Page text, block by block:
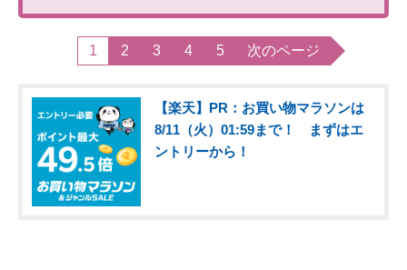
1 2 3 4 5 次のページ
【楽天】PR：お買い物マラソンは
8/11（火）01:59まで！ まずはエ
ントリーから！